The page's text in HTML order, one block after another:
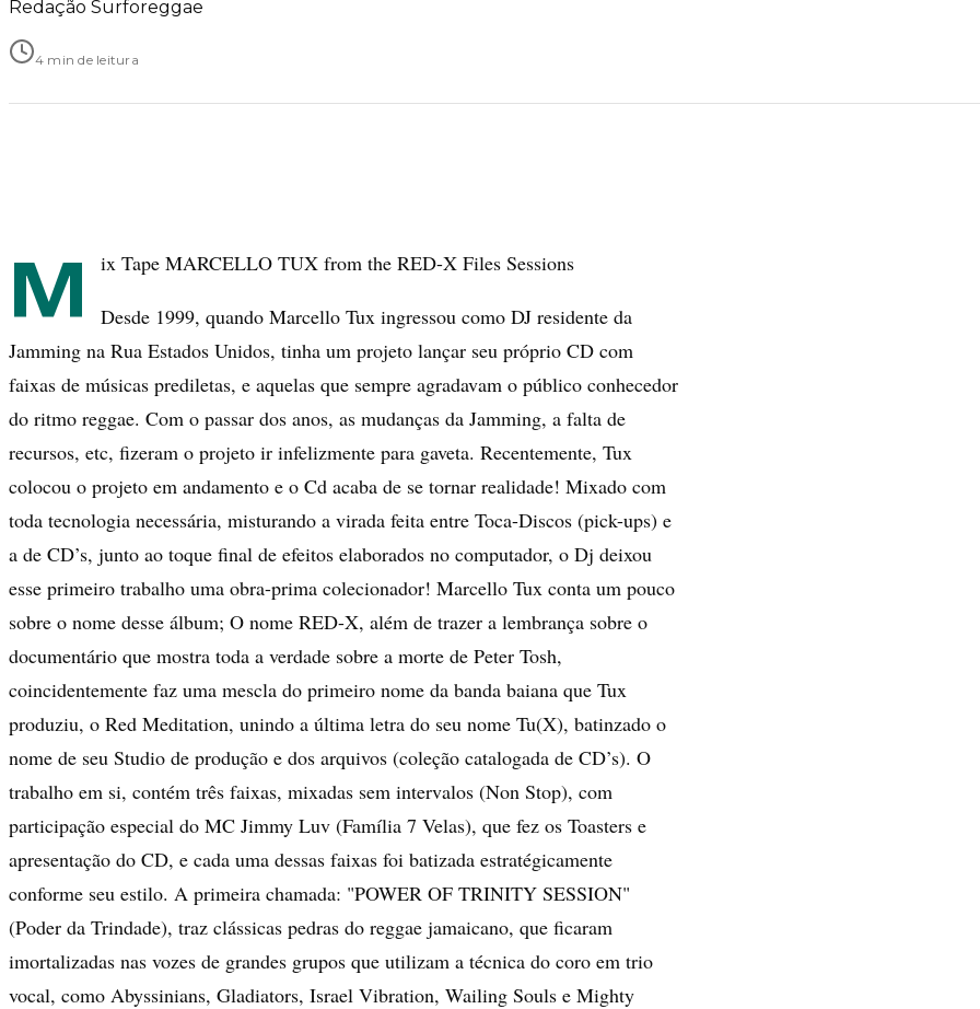
Redação Surforeggae
4 min de leitura
M ix Tape MARCELLO TUX from the RED-X Files Sessions
Desde 1999, quando Marcello Tux ingressou como DJ residente da
Jamming na Rua Estados Unidos, tinha um projeto lançar seu próprio CD com
faixas de músicas prediletas, e aquelas que sempre agradavam o público conhecedor
do ritmo reggae. Com o passar dos anos, as mudanças da Jamming, a falta de
recursos, etc, fizeram o projeto ir infelizmente para gaveta. Recentemente, Tux
colocou o projeto em andamento e o Cd acaba de se tornar realidade! Mixado com
toda tecnologia necessária, misturando a virada feita entre Toca-Discos (pick-ups) e
a de CD’s, junto ao toque final de efeitos elaborados no computador, o Dj deixou
esse primeiro trabalho uma obra-prima colecionador! Marcello Tux conta um pouco
sobre o nome desse álbum; O nome RED-X, além de trazer a lembrança sobre o
documentário que mostra toda a verdade sobre a morte de Peter Tosh,
coincidentemente faz uma mescla do primeiro nome da banda baiana que Tux
produziu, o Red Meditation, unindo a última letra do seu nome Tu(X), batinzado o
nome de seu Studio de produção e dos arquivos (coleção catalogada de CD’s). O
trabalho em si, contém três faixas, mixadas sem intervalos (Non Stop), com
participação especial do MC Jimmy Luv (Família 7 Velas), que fez os Toasters e
apresentação do CD, e cada uma dessas faixas foi batizada estratégicamente
conforme seu estilo. A primeira chamada: "POWER OF TRINITY SESSION"
(Poder da Trindade), traz clássicas pedras do reggae jamaicano, que ficaram
imortalizadas nas vozes de grandes grupos que utilizam a técnica do coro em trio
vocal, como Abyssinians, Gladiators, Israel Vibration, Wailing Souls e Mighty